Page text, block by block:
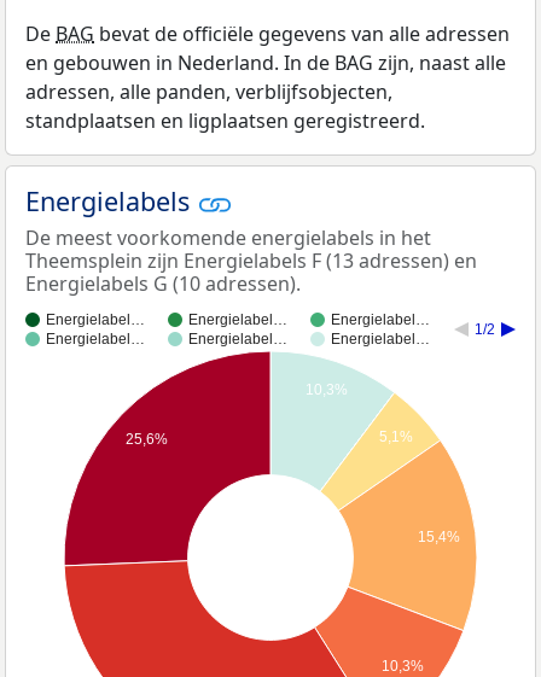
De BAG bevat de officiële gegevens van alle adressen
en gebouwen in Nederland. In de BAG zijn, naast alle
adressen, alle panden, verblijfsobjecten,
standplaatsen en ligplaatsen geregistreerd.
Energielabels
De meest voorkomende energielabels in het
Theemsplein zijn Energielabels F (13 adressen) en
Energielabels G (10 adressen).
Energielabel… Energielabel…
Energielabel…
Energielabel…
Energielabel… Energielabel…
1/2
10,3%
5,1%
15,4%
10,3%
25,6%